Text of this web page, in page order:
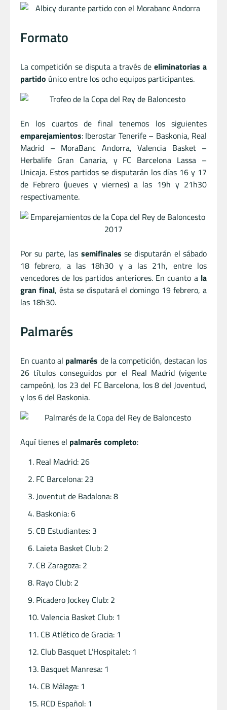
Formato
La competición se disputa a través deeliminatorias a
partido único entre los ocho equipos participantes.
En los cuartos de final tenemos los siguientes
emparejamientos: Iberostar Tenerife – Baskonia, Real
Madrid – MoraBanc Andorra, Valencia Basket –
Herbalife Gran Canaria, y FC Barcelona Lassa –
Unicaja. Estos partidos se disputarán los días 16 y 17
de Febrero (jueves y viernes) a las 19h y 21h30
respectivamente.
Por su parte, las semifinales se disputarán el sábado
18 febrero, a las 18h30 y a las 21h, entre los
vencedores de los partidos anteriores. En cuanto a la
gran final, ésta se disputará el domingo 19 febrero, a
las 18h30.
Palmarés
En cuanto al palmarés de la competición, destacan los
26 títulos conseguidos por el Real Madrid (vigente
campeón), los 23 del FC Barcelona, los 8 del Joventud,
y los 6 del Baskonia.
Aquí tienes el palmarés completo:
Real Madrid: 26
FC Barcelona: 23
Joventut de Badalona: 8
Baskonia: 6
CB Estudiantes: 3
Laieta Basket Club: 2
CB Zaragoza: 2
Rayo Club: 2
Picadero Jockey Club: 2
Valencia Basket Club: 1
CB Atlético de Gracia: 1
Club Basquet L’Hospitalet: 1
Basquet Manresa: 1
CB Málaga: 1
RCD Español: 1